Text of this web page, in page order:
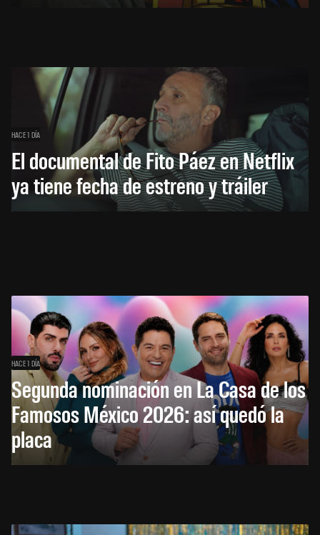
HACE 1 DÍA
El documental de Fito Páez en Netflix
ya tiene fecha de estreno y tráiler
HACE 1 DÍA
Segunda nominación en La Casa de los
Famosos México 2026: así quedó la
placa